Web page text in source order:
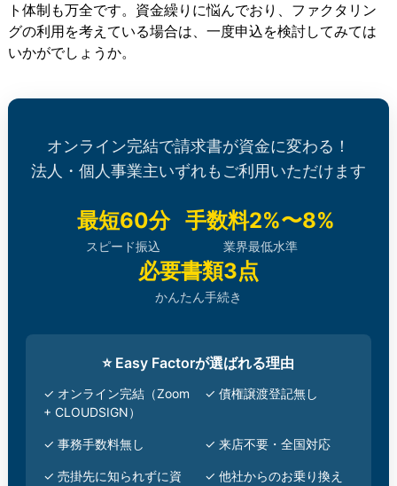
ト体制も万全です。資金繰りに悩んでおり、ファクタリン
グの利用を考えている場合は、一度申込を検討してみては
いかがでしょうか。
オンライン完結で請求書が資金に変わる！
法人・個人事業主いずれもご利用いただけます
最短60分
スピード振込
手数料2%〜8%
業界最低水準
必要書類3点
かんたん手続き
⭐ Easy Factorが選ばれる理由
✓ オンライン完結（Zoom
+ CLOUDSIGN）
✓ 債権譲渡登記無し
✓ 事務手数料無し ✓ 来店不要・全国対応
✓ 売掛先に知られずに資
✓ 他社からのお乗り換え